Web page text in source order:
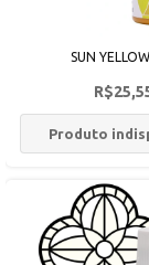
SUN
Produto